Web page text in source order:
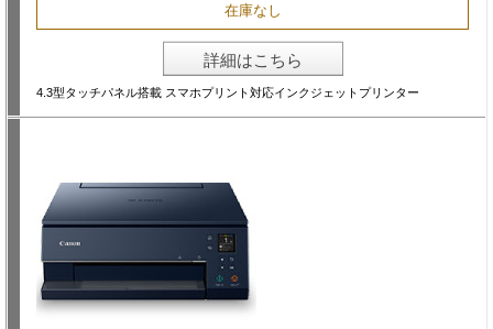
在庫なし
詳細はこちら
4.3型タッチパネル搭載 スマホプリント対応インクジェットプリンター